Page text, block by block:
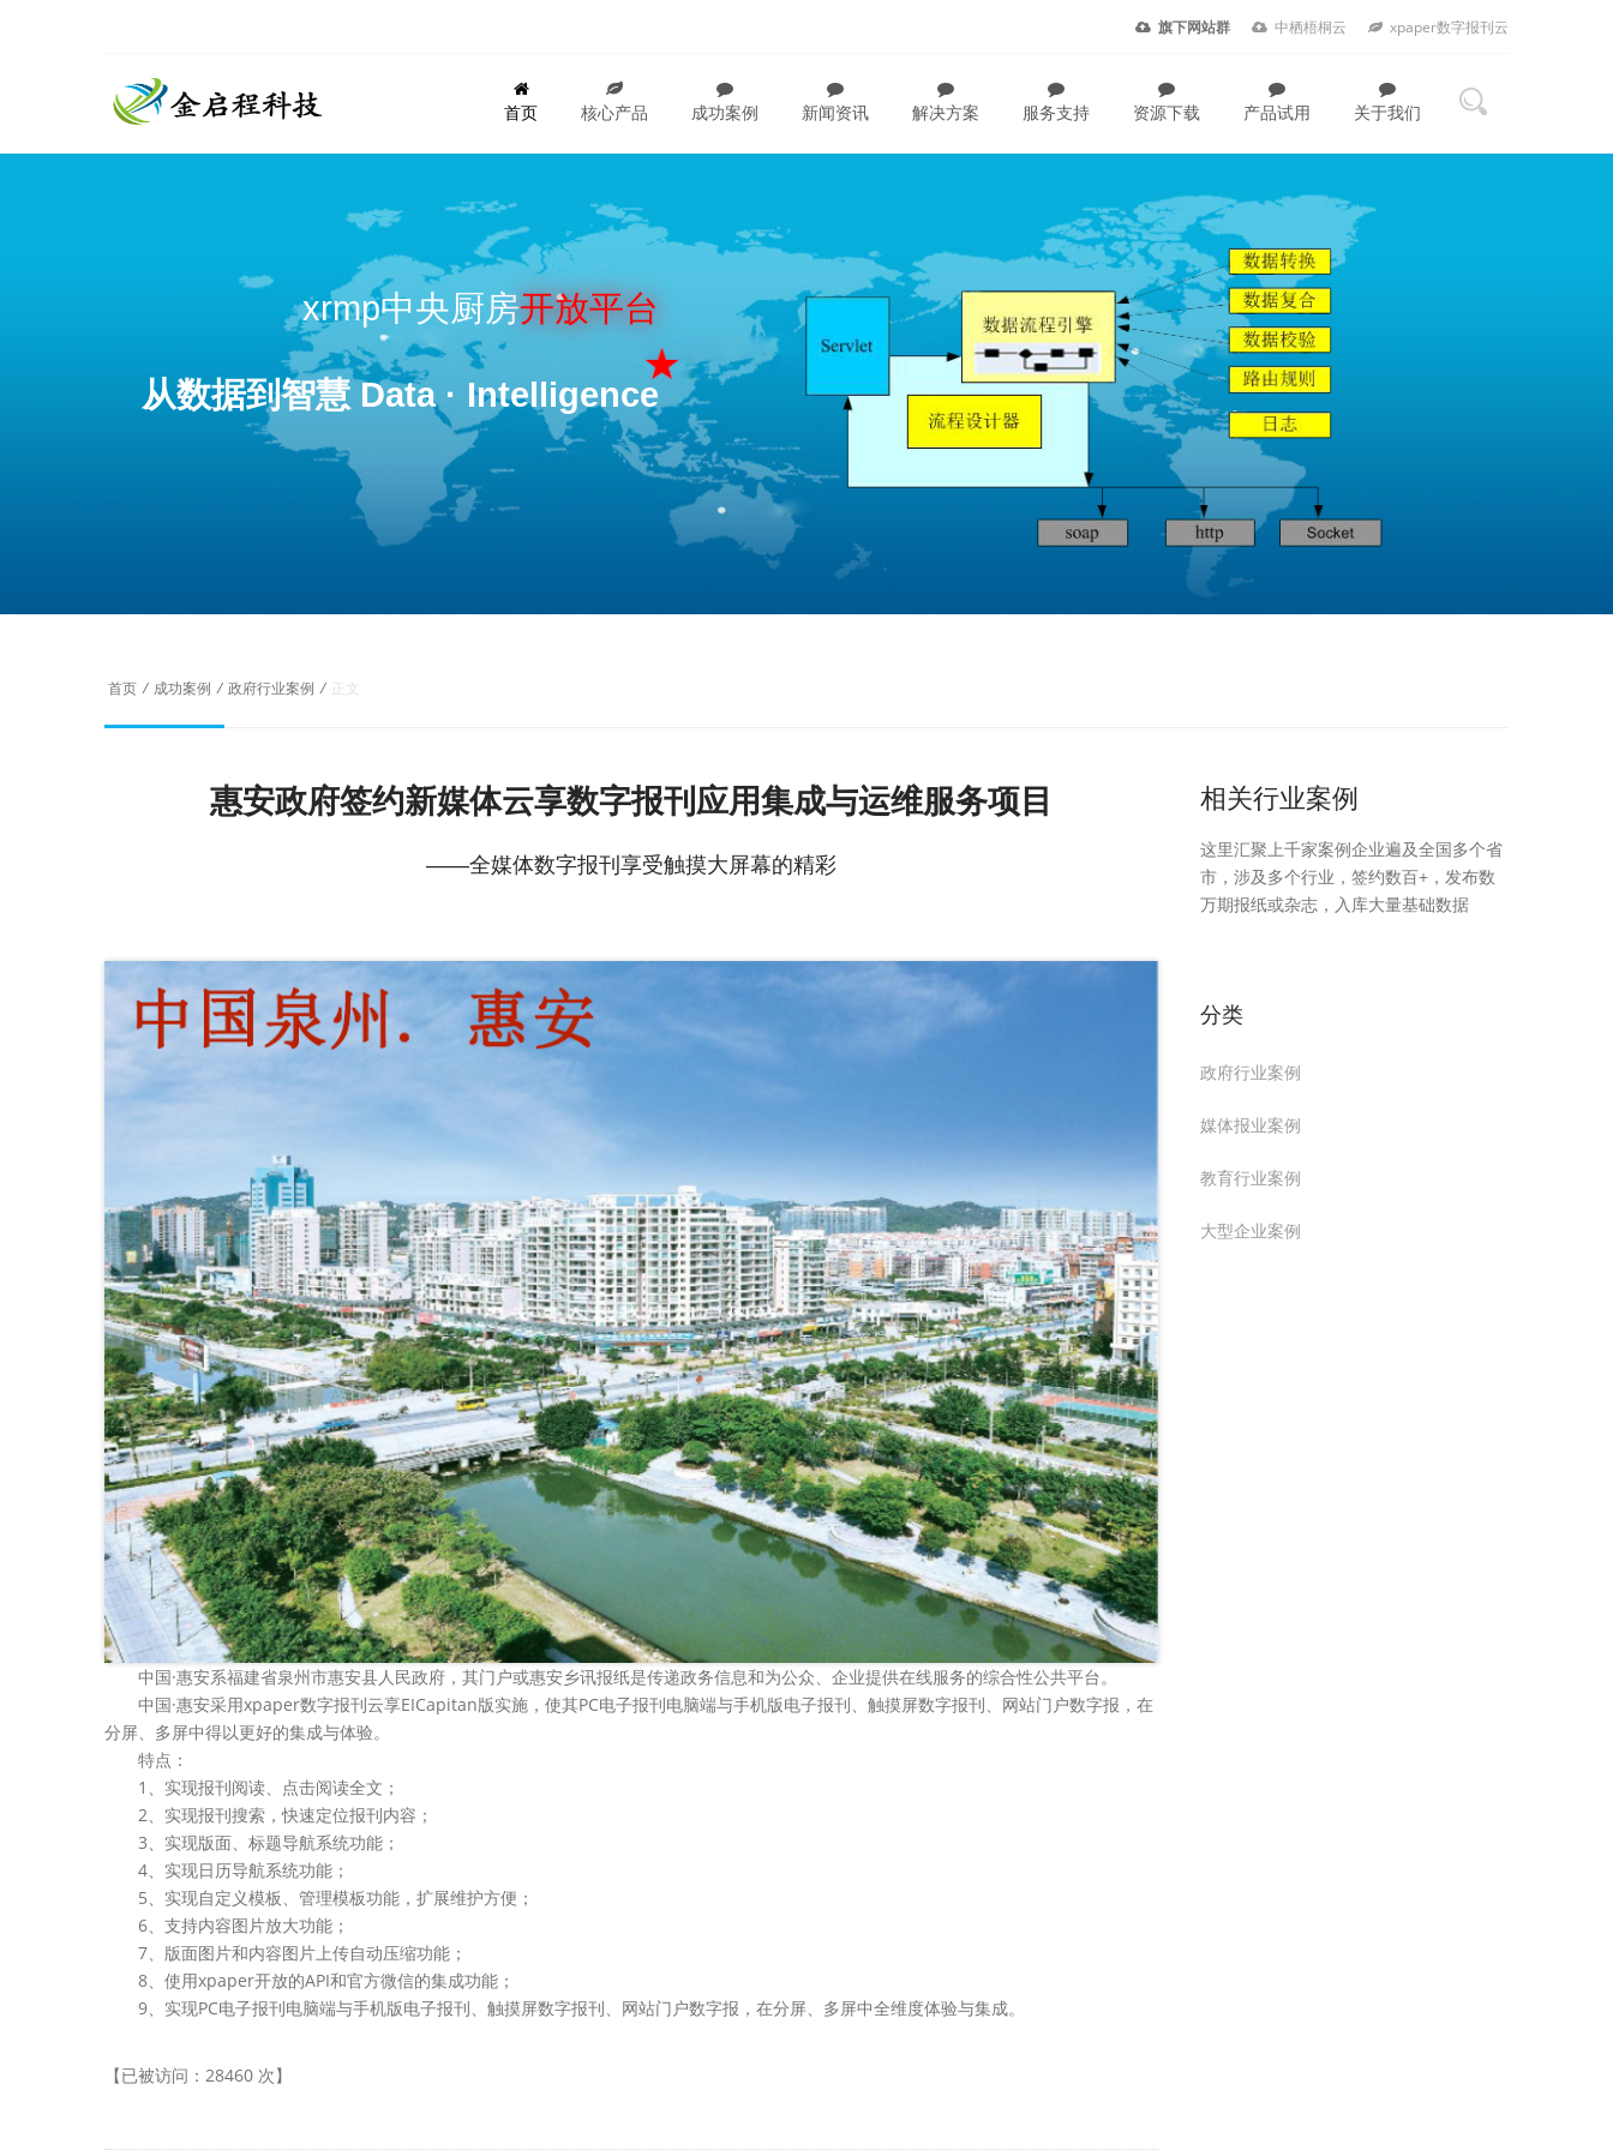
旗下网站群 中栖梧桐云 xpaper数字报刊云
首页 核心产品 成功案例 新闻资讯 解决方案 服务支持 资源下载 产品试用 关于我们
xrmp中央厨房开放平台
从数据到智慧 Data · Intelligence
首页 / 成功案例 / 政府行业案例 / 正文
惠安政府签约新媒体云享数字报刊应用集成与运维服务项目
——全媒体数字报刊享受触摸大屏幕的精彩
中国·惠安系福建省泉州市惠安县人民政府，其门户或惠安乡讯报纸是传递政务信息和为公众、企业提供在线服务的综合性公共平台。
中国·惠安采用xpaper数字报刊云享EICapitan版实施，使其PC电子报刊电脑端与手机版电子报刊、触摸屏数字报刊、网站门户数字报，在
分屏、多屏中得以更好的集成与体验。
特点：
1、实现报刊阅读、点击阅读全文；
2、实现报刊搜索，快速定位报刊内容；
3、实现版面、标题导航系统功能；
4、实现日历导航系统功能；
5、实现自定义模板、管理模板功能，扩展维护方便；
6、支持内容图片放大功能；
7、版面图片和内容图片上传自动压缩功能；
8、使用xpaper开放的API和官方微信的集成功能；
9、实现PC电子报刊电脑端与手机版电子报刊、触摸屏数字报刊、网站门户数字报，在分屏、多屏中全维度体验与集成。
【已被访问：28460 次】
相关行业案例
这里汇聚上千家案例企业遍及全国多个省
市，涉及多个行业，签约数百+，发布数
万期报纸或杂志，入库大量基础数据
分类
政府行业案例
媒体报业案例
教育行业案例
大型企业案例